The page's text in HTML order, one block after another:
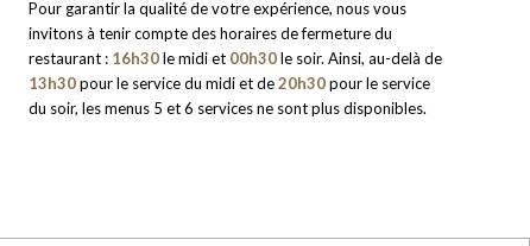
Pour garantir la qualité de votre expérience, nous vous
invitons à tenir compte des horaires de fermeture du
restaurant : 16h30le midi et 00h30le soir. Ainsi, au-delà de
13h30pour le service du midi et de20h30pour le service
du soir, les menus 5 et 6 services ne sont plus disponibles.